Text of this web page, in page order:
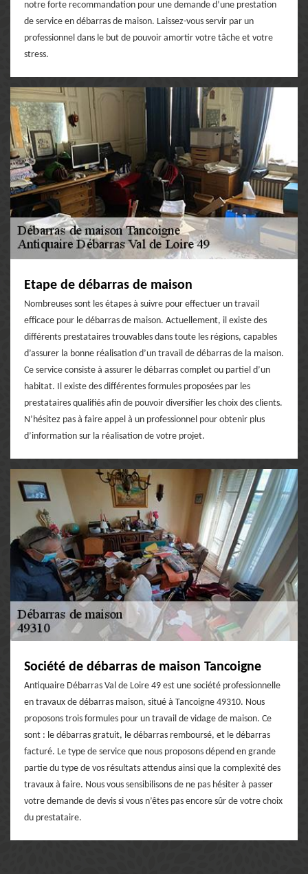
notre forte recommandation pour une demande d’une prestation
de service en débarras de maison. Laissez-vous servir par un
professionnel dans le but de pouvoir amortir votre tâche et votre
stress.
Etape de débarras de maison
Nombreuses sont les étapes à suivre pour effectuer un travail
efficace pour le débarras de maison. Actuellement, il existe des
différents prestataires trouvables dans toute les régions, capables
d’assurer la bonne réalisation d’un travail de débarras de la maison.
Ce service consiste à assurer le débarras complet ou partiel d’un
habitat. Il existe des différentes formules proposées par les
prestataires qualifiés afin de pouvoir diversifier les choix des clients.
N’hésitez pas à faire appel à un professionnel pour obtenir plus
d’information sur la réalisation de votre projet.
Société de débarras de maison Tancoigne
Antiquaire Débarras Val de Loire 49 est une société professionnelle
en travaux de débarras maison, situé à Tancoigne 49310. Nous
proposons trois formules pour un travail de vidage de maison. Ce
sont : le débarras gratuit, le débarras remboursé, et le débarras
facturé. Le type de service que nous proposons dépend en grande
partie du type de vos résultats attendus ainsi que la complexité des
travaux à faire. Nous vous sensibilisons de ne pas hésiter à passer
votre demande de devis si vous n’êtes pas encore sûr de votre choix
du prestataire.